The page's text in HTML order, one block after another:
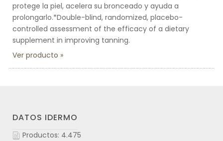
protege la piel, acelera su bronceado y ayuda a
prolongarlo.*Double-blind, randomized, placebo-
controlled assessment of the efficacy of a dietary
supplement in improving tanning.
Ver producto
DATOS IDERMO
Productos: 4.475